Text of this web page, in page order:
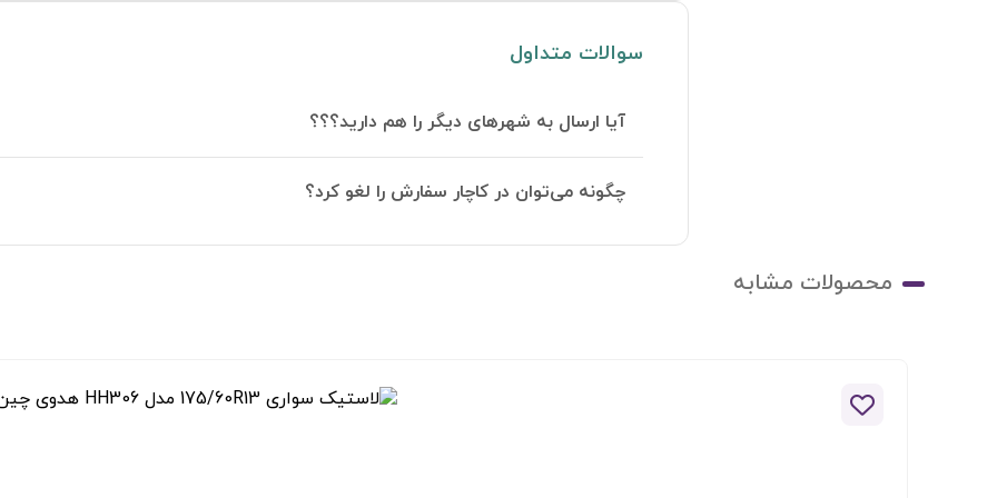
سوالات متداول
آیا ارسال به شهرهای دیگر را هم دارید؟؟؟
چگونه می‌توان در کاچار سفارش را لغو کرد؟
محصولات مشابه